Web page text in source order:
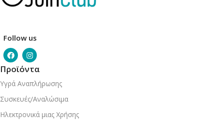
Follow us
Προϊόντα
Υγρά Αναπλήρωσης
Συσκευές/Αναλώσιμα
Ηλεκτρονικά μιας Χρήσης